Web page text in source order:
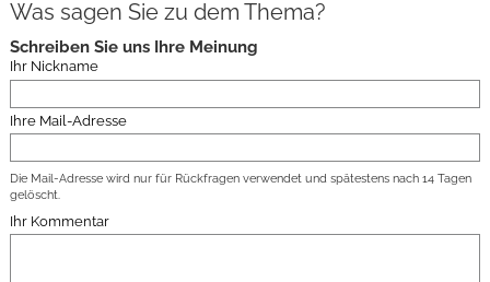
Was sagen Sie zu dem Thema?
Schreiben Sie uns Ihre Meinung
Ihr Nickname
Ihre Mail-Adresse
Die Mail-Adresse wird nur für Rückfragen verwendet und spätestens nach 14 Tagen
gelöscht.
Ihr Kommentar